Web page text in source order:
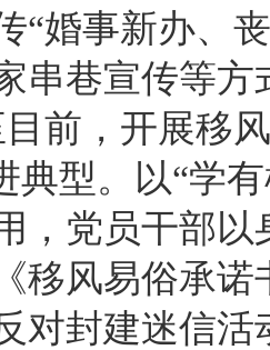
“婚事新办、
串巷宣传等
前，开展移
典型。以“学
，党员干部以
移风易俗承
对封建迷信